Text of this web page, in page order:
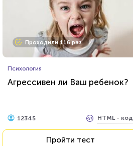
Проходили 116 раз
Психология
Агрессивен ли Ваш ребенок?
12345 HTML - код
Пройти тест